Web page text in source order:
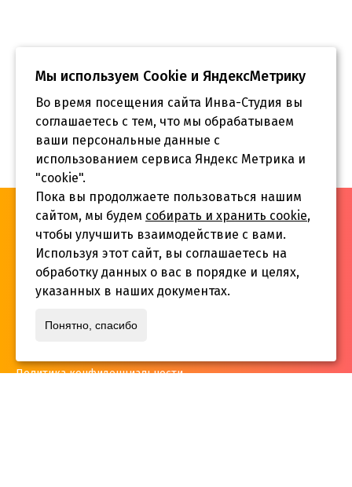
«Инва-Студия. Академия. Центр социальной реабилитации»,
© 2026 г.
г. Краснодар, ул.Садовая 12/14
Политика конфиденциальности
Мы используем Сookie и ЯндексМетрику
Во время посещения сайта Инва-Студия вы
соглашаетесь с тем, что мы обрабатываем
ваши персональные данные с
использованием сервиса Яндекс Метрика и
"cookie".
Пока вы продолжаете пользоваться нашим
сайтом, мы будем собирать и хранить cookie,
чтобы улучшить взаимодействие с вами.
Используя этот сайт, вы соглашаетесь на
обработку данных о вас в порядке и целях,
указанных в наших документах.
Понятно, спасибо